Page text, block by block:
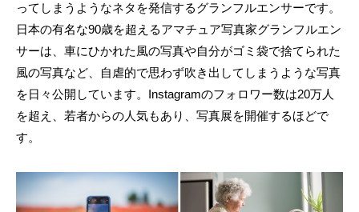
ってしまうようなネタを発信するグランフルエンサーです。
日本の有名な90歳を超えるアマチュア写真家グランフルエン
サーは、車にひかれた風の写真や自分がゴミ袋で捨てられた
風の写真など、自虐的で思わず吹き出してしまうような写真
を日々公開しています。Instagramのフォロワー数は20万人
を超え、若者からの人気もあり、写真展を開催するほどで
す。